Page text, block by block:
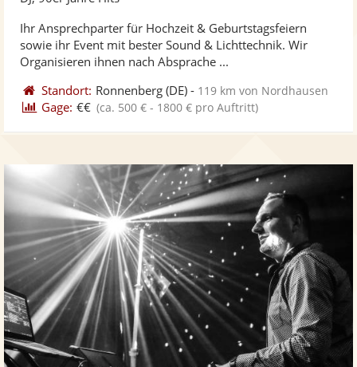
Ihr Ansprechparter für Hochzeit & Geburtstagsfeiern
sowie ihr Event mit bester Sound & Lichttechnik. Wir
Organisieren ihnen nach Absprache ...
Standort: Ronnenberg (DE) - 119 km von Nordhausen
Gage: €€ (ca. 500 € - 1800 € pro Auftritt)